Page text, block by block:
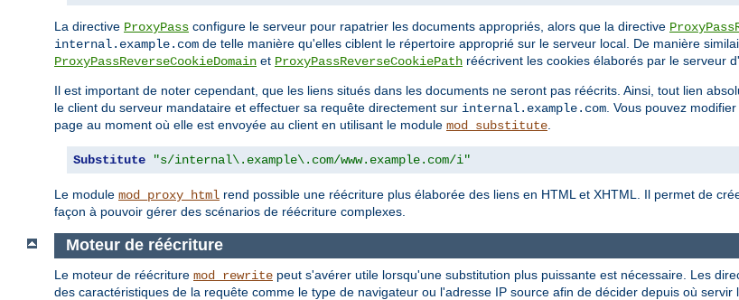
La directive ProxyPass configure le serveur pour rapatrier les documents appropriés, alors que la directive
internal.example.com de telle manière qu'elles ciblent le répertoire approprié sur le serveur local. De manière
ProxyPassReverseCookieDomain et ProxyPassReverseCookiePath réécrivent les cookies élaborés par le serveur
Il est important de noter cependant, que les liens situés dans les documents ne seront pas réécrits. Ainsi, tout lien
le client du serveur mandataire et effectuer sa requête directement sur internal.example.com . Vous pouvez
page au moment où elle est envoyée au client en utilisant le module mod_substitute
Substitute "s/internal\.example\.com/www.example.com/i"
Le module mod_proxy_html rend possible une réécriture plus élaborée des liens en HTML et XHTML. Il permet de
façon à pouvoir gérer des scénarios de réécriture complexes.
Moteur de réécriture
Le moteur de réécriture mod_rewrite peut s'avérer utile lorsqu'une substitution plus puissante est nécessaire. Les
des caractéristiques de la requête comme le type de navigateur ou l'adresse IP source afin de décider depuis où